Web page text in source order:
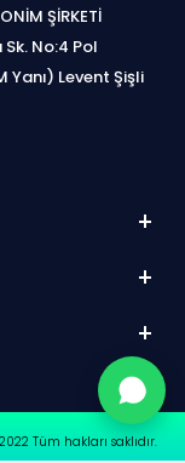
ŞİRKETİ
No:4 Pol
Yanı) Levent Şişli
Tüm hakları saklıdır.